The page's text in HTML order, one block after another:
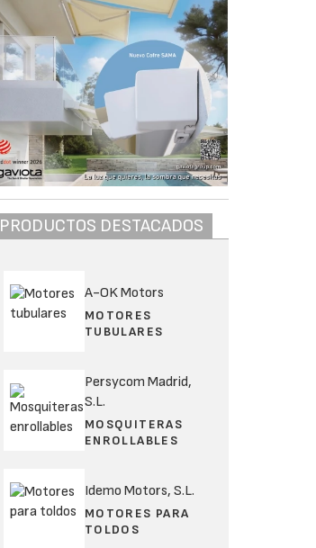
PRODUCTOS DESTACADOS
A-OK Motors
MOTORES
TUBULARES
Persycom Madrid,
S.L.
MOSQUITERAS
ENROLLABLES
Idemo Motors, S.L.
MOTORES PARA
TOLDOS